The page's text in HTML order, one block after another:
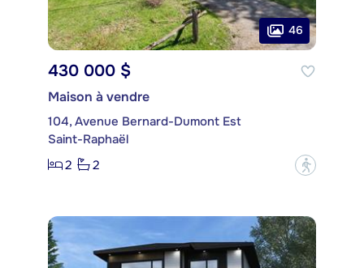
46
430 000 $
Maison à vendre
104, Avenue Bernard-Dumont Est
Saint-Raphaël
2
2 ?